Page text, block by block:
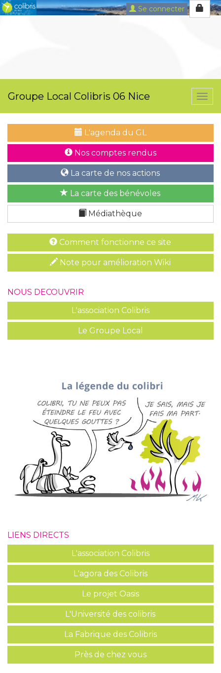
Se connecter
Groupe Local Colibris 06 Nice
L'agenda du GL
Nos comptes rendus
La carte de nos actions
La carte des bénévoles
Médiathèque
Comment fonctionne ce site
Note pour amélioration Wiki
NOUS DECOUVRIR
L'association Colibris
Le Groupe Local
LIENS DIRECTS
L'association Colibris
L'agora des Colibris
Le projet Oasis
L'Université des colibris
La Fabrique des Colibris
Près de chez vous